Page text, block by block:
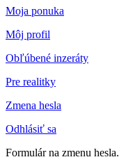
Moja ponuka
Môj profil
Obľúbené inzeráty
Pre realitky
Zmena hesla
Odhlásiť sa
Formulár na zmenu hesla.